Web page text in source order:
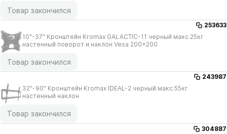
Товар закончился
253633
10"-37" Кронштейн Kromax GALACTIC-11 черный макс.25кг
настенный поворот и наклон Vesa 200x200
Товар закончился
243987
32"-90" Кронштейн Kromax IDEAL-2 черный макс.55кг
настенный наклон
Товар закончился
304887